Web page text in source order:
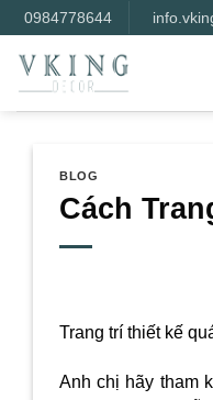
qua
nội
dung
0984778644
BLOG
Cách
Trang trí thiết kế
Anh chị hãy tham